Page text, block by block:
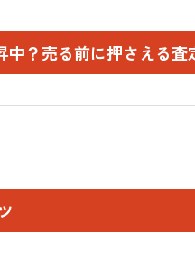
？売る前に押さえる査